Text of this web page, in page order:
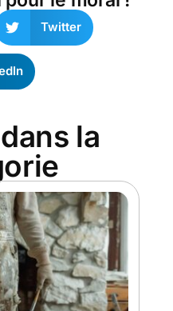
Twitter
la